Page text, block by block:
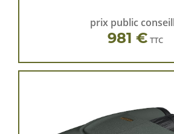
prix public
981 € TTC